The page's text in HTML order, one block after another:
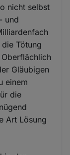
nicht selbst
und
Tötung
Gläubigen
einem
die
Art Lösung